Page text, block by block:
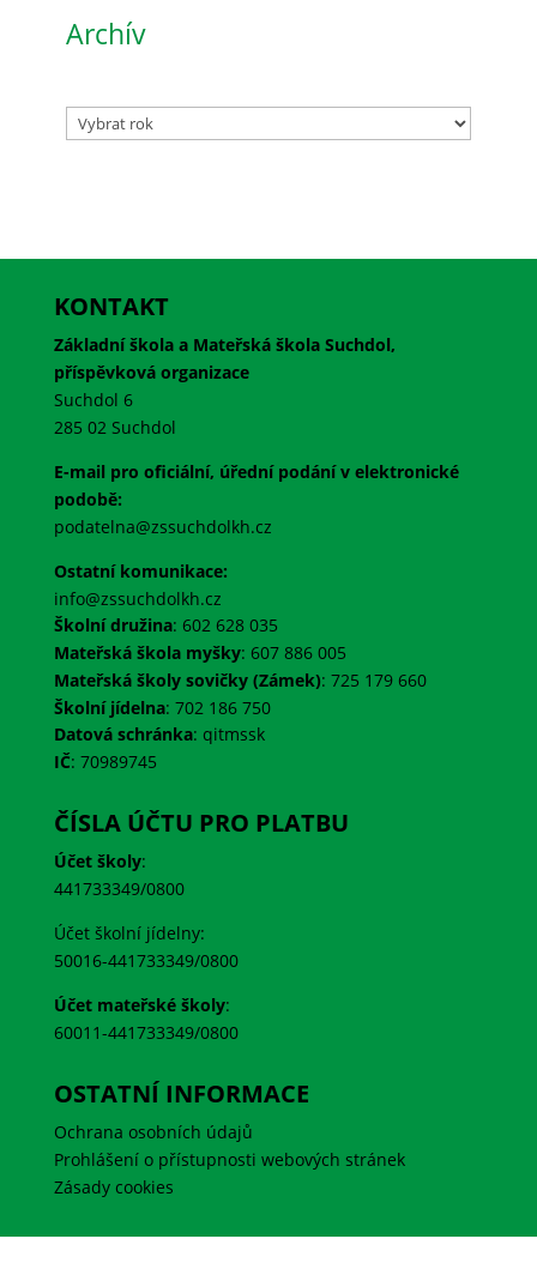
Archív
Archivy
KONTAKT
Základní škola a Mateřská škola Suchdol,
příspěvková organizace
Suchdol 6
285 02 Suchdol
E-mail pro oficiální, úřední podání v elektronické
podobě:
podatelna@zssuchdolkh.cz
Ostatní komunikace:
info@zssuchdolkh.cz
Školní družina: 602 628 035
Mateřská škola myšky: 607 886 005
Mateřská školy sovičky (Zámek): 725 179 660
Školní jídelna: 702 186 750
Datová schránka: qitmssk
IČ: 70989745
ČÍSLA ÚČTU PRO PLATBU
Účet školy:
441733349/0800
Účet školní jídelny:
50016-441733349/0800
Účet mateřské školy:
60011-441733349/0800
OSTATNÍ INFORMACE
Ochrana osobních údajů
Prohlášení o přístupnosti webových stránek
Zásady cookies